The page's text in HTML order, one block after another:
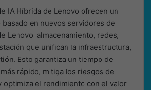
IA Híbrida de Lenovo ofrecen un
basado en nuevos servidores de
Lenovo, almacenamiento, redes,
que unifican la infraestructura,
Esto garantiza un tiempo de
rápido, mitiga los riesgos de
optimiza el rendimiento con el valor